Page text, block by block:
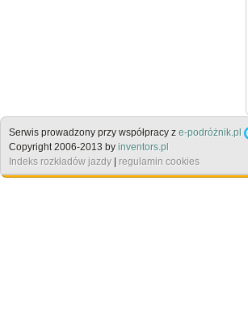
Serwis prowadzony przy współpracy z e-podróżnik.pl
Copyright 2006-2013 by inventors.pl
Indeks rozkładów jazdy | regulamin cookies